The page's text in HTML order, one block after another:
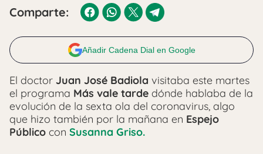
Comparte:
Añadir Cadena Dial en Google
El doctor Juan José Badiola visitaba este martes
el programa Más vale tarde dónde hablaba de la
evolución de la sexta ola del coronavirus, algo
que hizo también por la mañana en Espejo
Público con Susanna Griso.